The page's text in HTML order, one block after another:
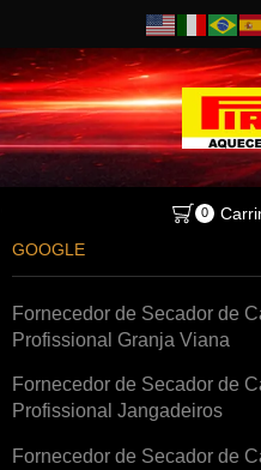
0
GOOGLE
Fornecedor de Secador de
Profissional Granja Viana
Fornecedor de Secador de
Profissional Jangadeiros
Fornecedor de Secador de